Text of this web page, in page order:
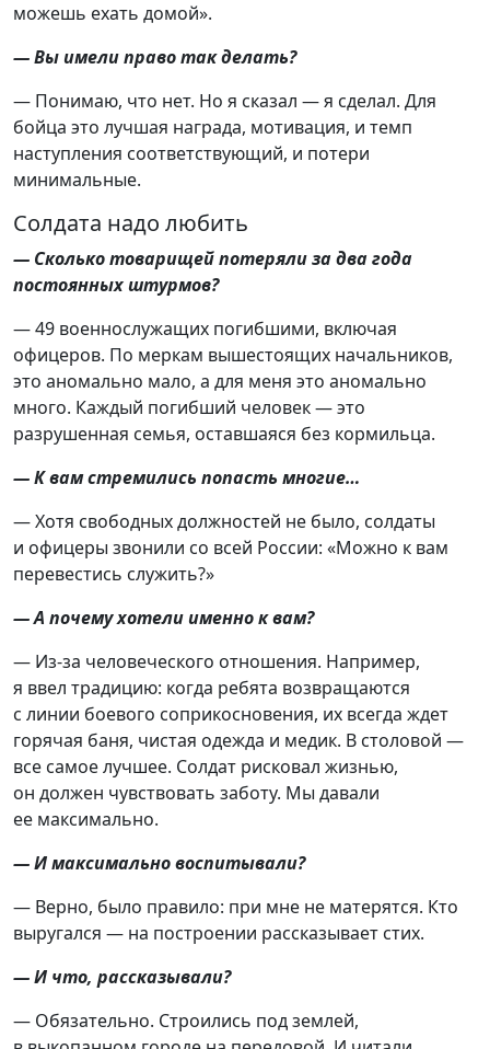
можешь ехать домой».
— Вы имели право так делать?
— Понимаю, что нет. Но я сказал — я сделал. Для
бойца это лучшая награда, мотивация, и темп
наступления соответствующий, и потери
минимальные.
Солдата надо любить
— Сколько товарищей потеряли за два года
постоянных штурмов?
— 49 военнослужащих погибшими, включая
офицеров. По меркам вышестоящих начальников,
это аномально мало, а для меня это аномально
много. Каждый погибший человек — это
разрушенная семья, оставшаяся без кормильца.
— К вам стремились попасть многие…
— Хотя свободных должностей не было, солдаты
и офицеры звонили со всей России: «Можно к вам
перевестись служить?»
— А почему хотели именно к вам?
— Из-за человеческого отношения. Например,
я ввел традицию: когда ребята возвращаются
с линии боевого соприкосновения, их всегда ждет
горячая баня, чистая одежда и медик. В столовой —
все самое лучшее. Солдат рисковал жизнью,
он должен чувствовать заботу. Мы давали
ее максимально.
— И максимально воспитывали?
— Верно, было правило: при мне не матерятся. Кто
выругался — на построении рассказывает стих.
— И что, рассказывали?
— Обязательно. Строились под землей,